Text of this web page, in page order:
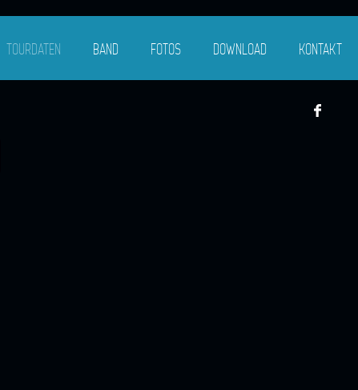
TOURDATEN BAND FOTOS DOWNLOAD KONTAKT